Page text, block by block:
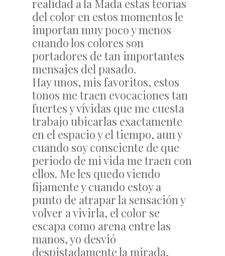
realidad a la Mada estas teorías
del color en estos momentos le
importan muy poco y menos
cuando los colores son
portadores de tan importantes
mensajes del pasado.
Hay unos, mis favoritos, estos
tonos me traen evocaciones tan
fuertes y vívidas que me cuesta
trabajo ubicarlas exactamente
en el espacio y el tiempo, aun y
cuando soy consciente de que
periodo de mi vida me traen con
ellos. Me les quedo viendo
fijamente y cuando estoy a
punto de atrapar la sensación y
volver a vivirla, el color se
escapa como arena entre las
manos, yo desvió
despistadamente la mirada,